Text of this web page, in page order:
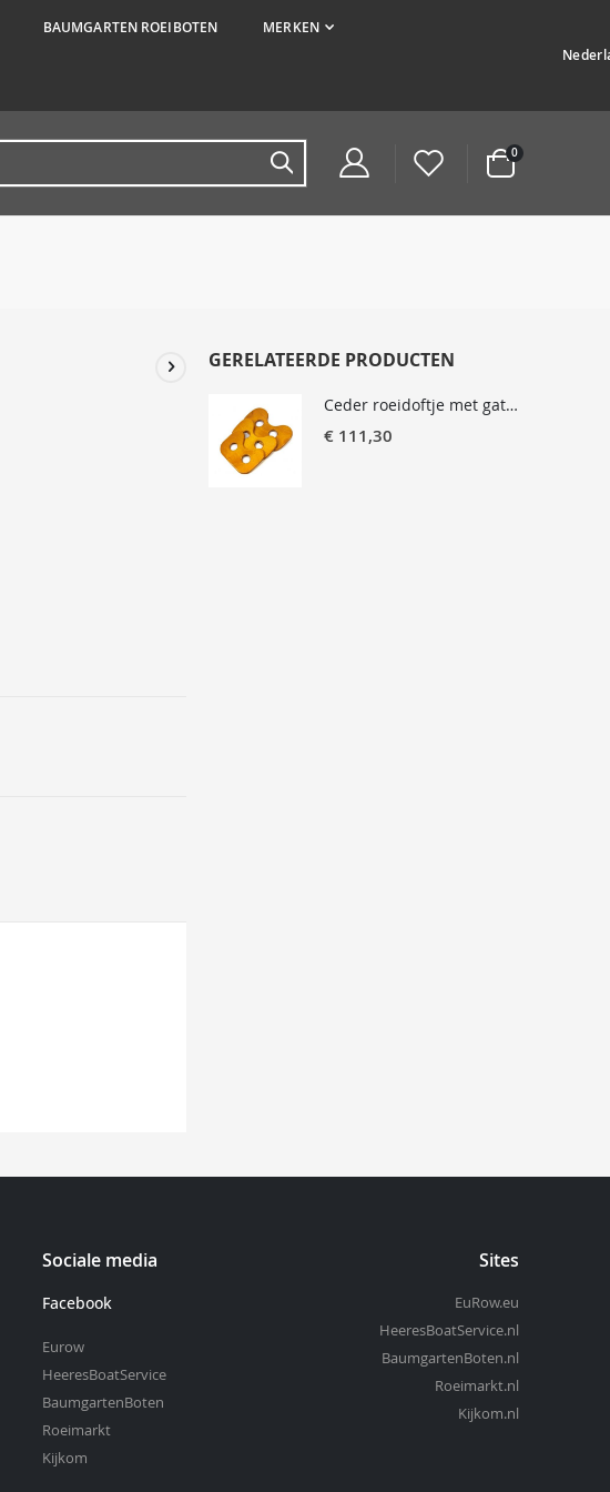
BAUMGARTEN ROEIBOTEN MERKEN
Taal
Cart
0producten
GERELATEERDE PRODUCTEN
Ceder roeidoftje met gaten
€ 111,30
Sociale media
Facebook
Eurow
HeeresBoatService
BaumgartenBoten
Roeimarkt
Kijkom
Sites
EuRow.eu
HeeresBoatService.nl
BaumgartenBoten.nl
Roeimarkt.nl
Kijkom.nl